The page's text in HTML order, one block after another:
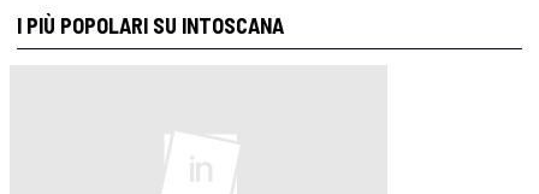
I PIÙ POPOLARI SU INTOSCANA